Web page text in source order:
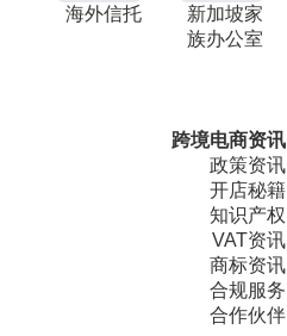
海外信托
新加坡家
族办公室
跨境电商资讯
政策资讯
开店秘籍
知识产权
VAT资讯
商标资讯
合规服务
合作伙伴